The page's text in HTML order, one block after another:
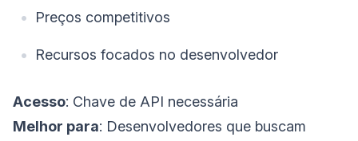
Preços competitivos
Recursos focados no desenvolvedor
Acesso: Chave de API necessária
Melhor para: Desenvolvedores que buscam